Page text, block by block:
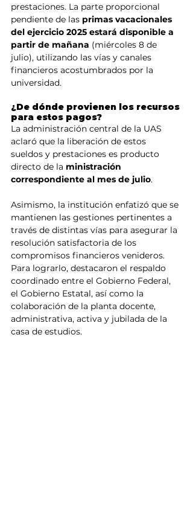
prestaciones. La parte proporcional
pendiente de las primas vacacionales
del ejercicio 2025 estará disponible a
partir de mañana (miércoles 8 de
julio), utilizando las vías y canales
financieros acostumbrados por la
universidad.
¿De dónde provienen los recursos
para estos pagos?
La administración central de la UAS
aclaró que la liberación de estos
sueldos y prestaciones es producto
directo de la ministración
correspondiente al mes de julio.
Asimismo, la institución enfatizó que se
mantienen las gestiones pertinentes a
través de distintas vías para asegurar la
resolución satisfactoria de los
compromisos financieros venideros.
Para lograrlo, destacaron el respaldo
coordinado entre el Gobierno Federal,
el Gobierno Estatal, así como la
colaboración de la planta docente,
administrativa, activa y jubilada de la
casa de estudios.